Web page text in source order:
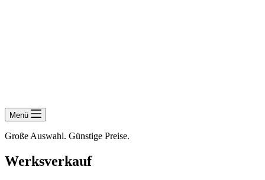
Menü
Große Auswahl. Günstige Preise.
Werksverkauf